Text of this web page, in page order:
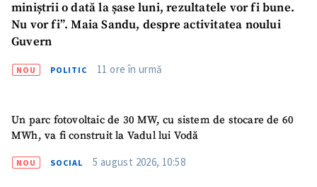
miniștrii o dată la șase luni, rezultatele vor fi bune.
Nu vor fi”. Maia Sandu, despre activitatea noului
Guvern
NOU POLITIC 11 ore în urmă
Un parc fotovoltaic de 30 MW, cu sistem de stocare de 60
MWh, va fi construit la Vadul lui Vodă
NOU SOCIAL 5 august 2026, 10:58